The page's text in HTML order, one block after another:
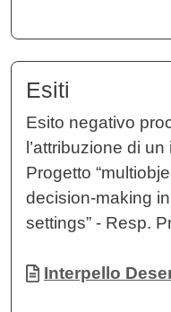
Esiti
Esito negativo
l’attribuzione di
Progetto
decision-making
settings” - Resp.
Documento
Interpello